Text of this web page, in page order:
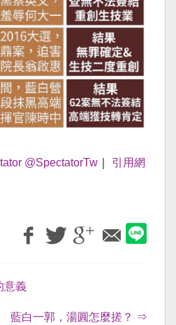
@SpectatorTw
引用網
意義
藍白一郭，湯圓怎麼搓？ ⇒